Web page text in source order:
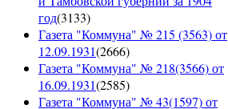
год(3133)
Газета "Коммуна" № 215 (3563) от
12.09.1931(2666)
Газета "Коммуна" № 218(3566) от
16.09.1931(2585)
Газета "Коммуна" № 43(1597) от